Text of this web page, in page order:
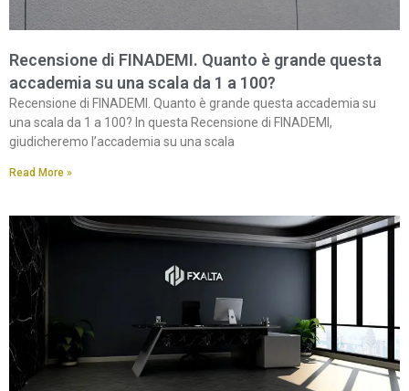
Recensione di FINADEMI. Quanto è grande questa
accademia su una scala da 1 a 100?
Recensione di FINADEMI. Quanto è grande questa accademia su
una scala da 1 a 100? In questa Recensione di FINADEMI,
giudicheremo l’accademia su una scala
Read More »